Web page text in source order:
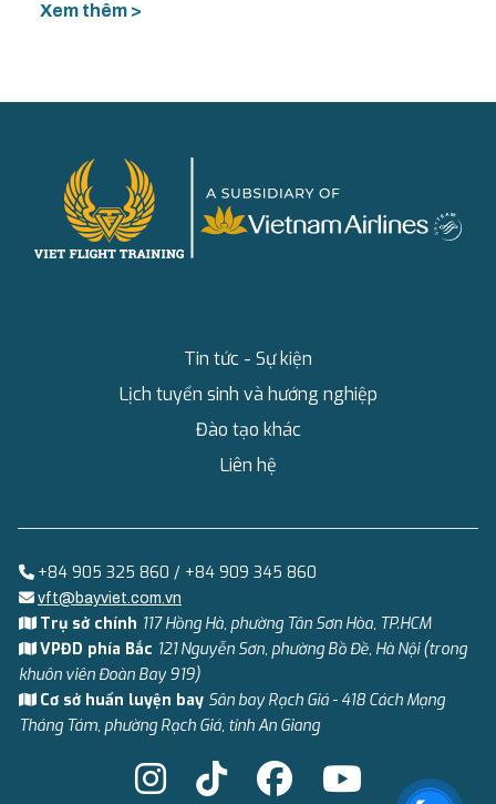
Xem thêm >
Tin tức - Sự kiện
Lịch tuyển sinh và hướng nghiệp
Đào tạo khác
Liên hệ
+84 905 325 860 / +84 909 345 860
vft@bayviet.com.vn
Trụ sở chính 117 Hồng Hà, phường Tân Sơn Hòa, TP.HCM
VPĐD phía Bắc 121 Nguyễn Sơn, phường Bồ Đề, Hà Nội (trong
khuôn viên Đoàn Bay 919)
Cơ sở huấn luyện bay Sân bay Rạch Giá - 418 Cách Mạng
Tháng Tám, phường Rạch Giá, tỉnh An Giang